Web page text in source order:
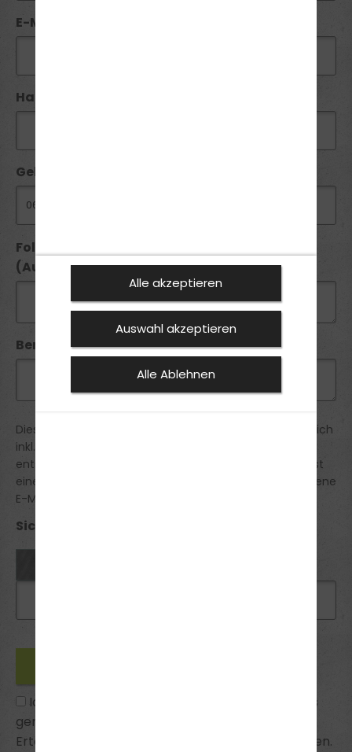
E-Mail*:
Handy / Telefon:*
Geburtsdatum:
Folgende Führerscheine besitze ich seit
(Ausstellungsdatum):
Bemerkung:
Diese Anmeldung ist verbindlich. Die Preise verstehen sich
inkl. der gesetztlichen MwSt. Du erhältst von uns eine
entsprechende Bestätigung der Anmeldung. Du erhältst
eine Reservierungsbestätigung an die von dir angegebene
E-Mail Adresse.
Sicherheitsabfrage *:
Ich habe die
zur Kenntnis
genommen und bin mit ihnen einverstanden.
Erteilte Einwilligungen kann ich jederzeit widerrufen.
Alle akzeptieren
Auswahl akzeptieren
Alle Ablehnen